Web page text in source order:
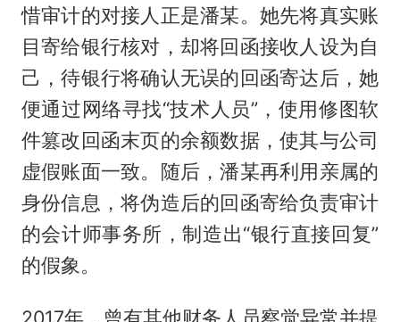
惜审计的对接人正是潘某。她先将真实账
目寄给银行核对，却将回函接收人设为自
己，待银行将确认无误的回函寄达后，她
便通过网络寻找“技术人员”，使用修图软
件篡改回函末页的余额数据，使其与公司
虚假账面一致。随后，潘某再利用亲属的
身份信息，将伪造后的回函寄给负责审计
的会计师事务所，制造出“银行直接回复”
的假象。